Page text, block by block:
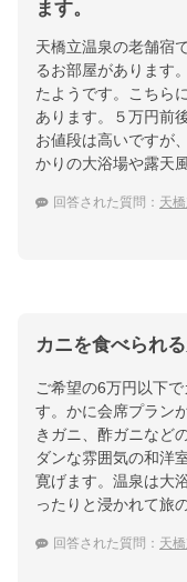
ます。
天橋立温泉の老舗宿
るお部屋があります
たようです。こちら
あります。５万円前
お値段は高いですが
かりの大浴場や露天
回答された質問： 天橋
カニを食べられ
ご希望の6万円以下
す。かに会席プラン
きガニ、酢ガニなど
ダンな雰囲気の和洋
寛げます。温泉は大
ったりと浸かれて旅
回答された質問： 天橋